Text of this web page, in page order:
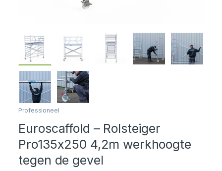
Professioneel
Euroscaffold – Rolsteiger
Pro135x250 4,2m werkhoogte
tegen de gevel